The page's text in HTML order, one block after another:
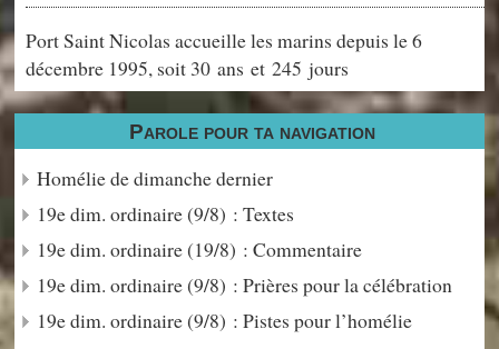
Port Saint Nicolas accueille les marins depuis le 6
décembre 1995, soit 30 ans et 245 jours
Parole pour ta navigation
Homélie de dimanche dernier
19e dim. ordinaire (9/8) : Textes
19e dim. ordinaire (19/8) : Commentaire
19e dim. ordinaire (9/8) : Prières pour la célébration
19e dim. ordinaire (9/8) : Pistes pour l’homélie